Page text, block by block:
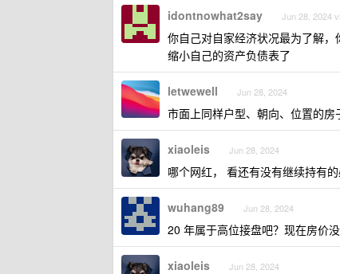
idontnowhat2say Jun 28, 2024
你自己对自家经济状况最为了解
缩小自己的资产负债表了
letwewell Jun 28, 2024
市面上同样户型、朝向、位置的
xiaoleis Jun 28, 2024
哪个网红， 看还有没有继续持有的
wuhang89 Jun 28, 2024
20 年属于高位接盘吧？现在房价没
xiaoleis Jun 28, 2024